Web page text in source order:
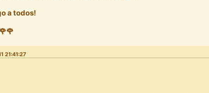
a todos!
21:41:27